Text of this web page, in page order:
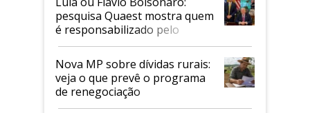
pesquisa Quaest mostra quem
é responsabilizado pelo
tarifaço dos EUA
Nova MP sobre dívidas rurais:
veja o que prevê o programa
de renegociação